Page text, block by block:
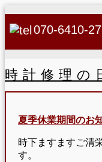
070-6410-
時計修理の
夏季休業期間のお
時下ますますご清
す。